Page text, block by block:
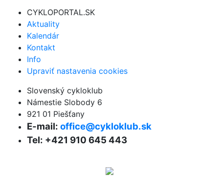
CYKLOPORTAL.SK
Aktuality
Kalendár
Kontakt
Info
Upraviť nastavenia cookies
Slovenský cykloklub
Námestie Slobody 6
921 01 Piešťany
E-mail: office@cykloklub.sk
Tel: +421 910 645 443